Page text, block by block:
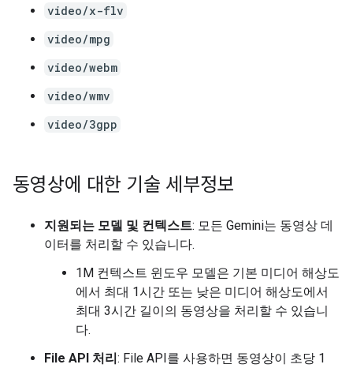
video/x-flv
video/mpg
video/webm
video/wmv
video/3gpp
동영상에 대한 기술 세부정보
지원되는 모델 및 컨텍스트: 모든 Gemini는 동영상 데
이터를 처리할 수 있습니다.
1M 컨텍스트 윈도우 모델은 기본 미디어 해상도
에서 최대 1시간 또는 낮은 미디어 해상도에서
최대 3시간 길이의 동영상을 처리할 수 있습니
다.
File API 처리: File API를 사용하면 동영상이 초당 1